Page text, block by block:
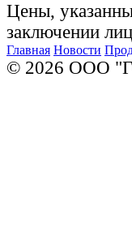
Цены,
заключении
Главная Новости
© 2026 ООО